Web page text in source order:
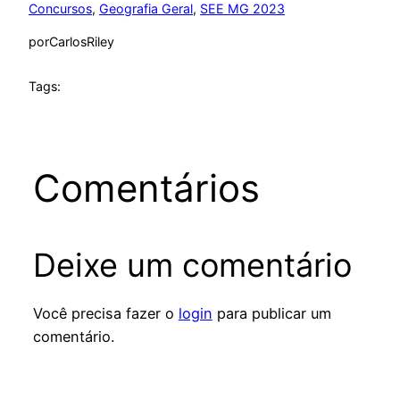
Concursos, Geografia Geral, SEE MG 2023
porCarlosRiley
Tags:
Comentários
Deixe um comentário
Você precisa fazer o login para publicar um
comentário.